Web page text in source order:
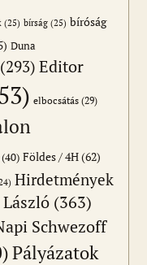
(25) bírság (25) bíróság
Duna
(293) Editor
elbocsátás (29)
(40) Földes / 4H(62)
Hirdetmények
(363)
Schwezoff
Pályázatok